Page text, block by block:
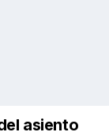
asiento